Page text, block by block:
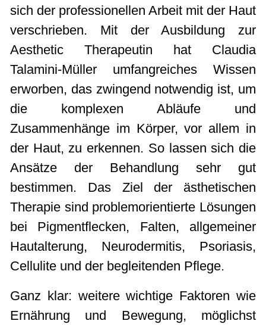
sich der professionellen Arbeit mit der Haut
verschrieben. Mit der Ausbildung zur
Aesthetic Therapeutin hat Claudia
Talamini-Müller umfangreiches Wissen
erworben, das zwingend notwendig ist, um
die komplexen Abläufe und
Zusammenhänge im Körper, vor allem in
der Haut, zu erkennen. So lassen sich die
Ansätze der Behandlung sehr gut
bestimmen. Das Ziel der ästhetischen
Therapie sind problemorientierte Lösungen
bei Pigmentflecken, Falten, allgemeiner
Hautalterung, Neurodermitis, Psoriasis,
Cellulite und der begleitenden Pflege.
Ganz klar: weitere wichtige Faktoren wie
Ernährung und Bewegung, möglichst